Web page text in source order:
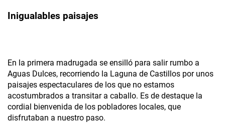
Inigualables paisajes
En la primera madrugada se ensilló para salir rumbo a
Aguas Dulces, recorriendo la Laguna de Castillos por unos
paisajes espectaculares de los que no estamos
acostumbrados a transitar a caballo. Es de destaque la
cordial bienvenida de los pobladores locales, que
disfrutaban a nuestro paso.